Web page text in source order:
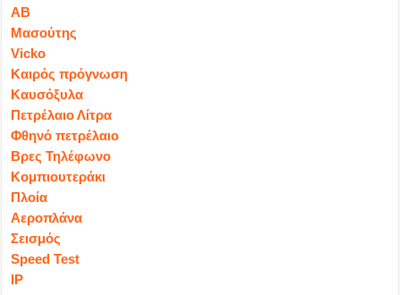
ΑΒ
Μασούτης
Vicko
Καιρός πρόγνωση
Καυσόξυλα
Πετρέλαιο Λίτρα
Φθηνό πετρέλαιο
Βρες Τηλέφωνο
Κομπιουτεράκι
Πλοία
Αεροπλάνα
Σεισμός
Speed Test
IP